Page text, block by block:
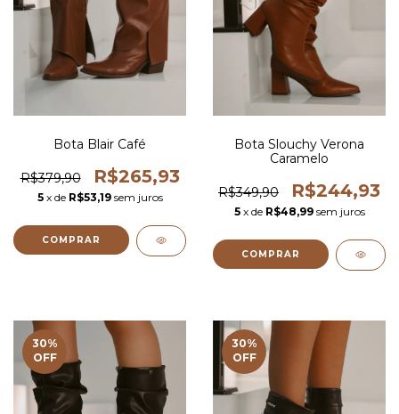
Bota Blair Café
R$379,90 R$265,93
5 x de R$53,19 sem juros
COMPRAR
Bota Slouchy Verona
Caramelo
R$349,90 R$244,93
5 x de R$48,99 sem juros
COMPRAR
30%
OFF
30%
OFF